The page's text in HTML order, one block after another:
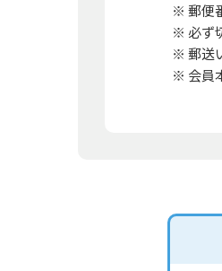
※ 郵便
※ 必ず
※ 郵送
※ 会員